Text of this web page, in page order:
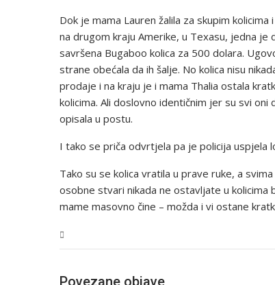
Dok je mama Lauren žalila za skupim
na drugom kraju Amerike, u Texasu, jedna je
savršena Bugaboo kolica za 500 dolara.
strane obećala da ih šalje. No kolica nisu
prodaje i na kraju je i mama Thalia ostala
kolicima. Ali doslovno identičnim jer su svi
opisala u postu.
I tako se priča odvrtjela pa je policija uspjela
Tako su se kolica vratila u prave ruke, a
osobne stvari nikada ne ostavljate u
mame masovno čine – možda i vi ostane
Povezane objave